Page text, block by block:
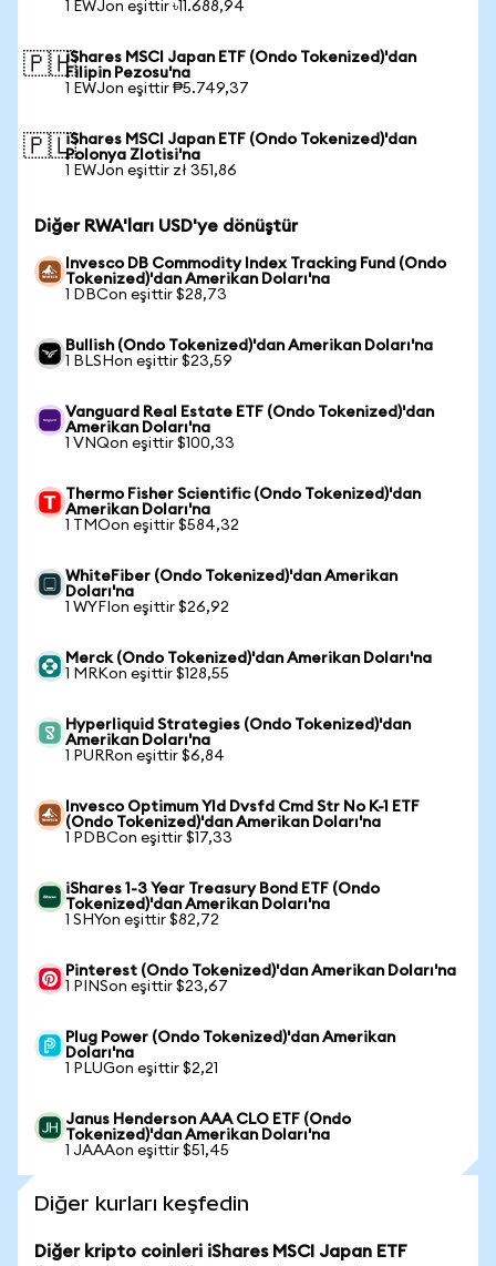
1 EWJon eşittir ৳11.688,94
🇵🇭iShares MSCI Japan ETF (Ondo Tokenized)'dan
Filipin Pezosu'na
1 EWJon eşittir ₱5.749,37
🇵🇱iShares MSCI Japan ETF (Ondo Tokenized)'dan
Polonya Zlotisi'na
1 EWJon eşittir zł 351,86
Diğer RWA'ları USD'ye dönüştür
Invesco DB Commodity Index Tracking Fund (Ondo
Tokenized)'dan Amerikan Doları'na
1 DBCon eşittir $28,73
Bullish (Ondo Tokenized)'dan Amerikan Doları'na
1 BLSHon eşittir $23,59
Vanguard Real Estate ETF (Ondo Tokenized)'dan
Amerikan Doları'na
1 VNQon eşittir $100,33
Thermo Fisher Scientific (Ondo Tokenized)'dan
Amerikan Doları'na
1 TMOon eşittir $584,32
WhiteFiber (Ondo Tokenized)'dan Amerikan
Doları'na
1 WYFIon eşittir $26,92
Merck (Ondo Tokenized)'dan Amerikan Doları'na
1 MRKon eşittir $128,55
Hyperliquid Strategies (Ondo Tokenized)'dan
Amerikan Doları'na
1 PURRon eşittir $6,84
Invesco Optimum Yld Dvsfd Cmd Str No K-1 ETF
(Ondo Tokenized)'dan Amerikan Doları'na
1 PDBCon eşittir $17,33
iShares 1-3 Year Treasury Bond ETF (Ondo
Tokenized)'dan Amerikan Doları'na
1 SHYon eşittir $82,72
Pinterest (Ondo Tokenized)'dan Amerikan Doları'na
1 PINSon eşittir $23,67
Plug Power (Ondo Tokenized)'dan Amerikan
Doları'na
1 PLUGon eşittir $2,21
Janus Henderson AAA CLO ETF (Ondo
Tokenized)'dan Amerikan Doları'na
1 JAAAon eşittir $51,45
Diğer kurları keşfedin
Diğer kripto coinleri iShares MSCI Japan ETF